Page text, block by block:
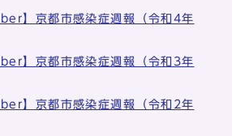
】京都市感染症週報（令和4年
】京都市感染症週報（令和3年
】京都市感染症週報（令和2年